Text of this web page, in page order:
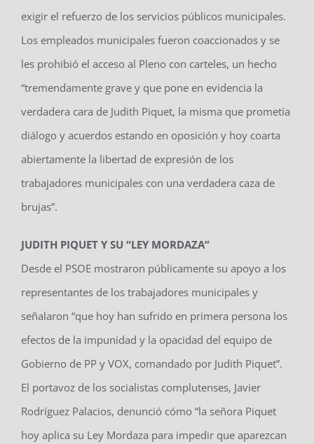
exigir el refuerzo de los servicios públicos municipales.
Los empleados municipales fueron coaccionados y se
les prohibió el acceso al Pleno con carteles, un hecho
“tremendamente grave y que pone en evidencia la
verdadera cara de Judith Piquet, la misma que prometía
diálogo y acuerdos estando en oposición y hoy coarta
abiertamente la libertad de expresión de los
trabajadores municipales con una verdadera caza de
brujas”.
JUDITH PIQUET Y SU “LEY MORDAZA”
Desde el PSOE mostraron públicamente su apoyo a los
representantes de los trabajadores municipales y
señalaron “que hoy han sufrido en primera persona los
efectos de la impunidad y la opacidad del equipo de
Gobierno de PP y VOX, comandado por Judith Piquet”.
El portavoz de los socialistas complutenses, Javier
Rodríguez Palacios, denunció cómo “la señora Piquet
hoy aplica su Ley Mordaza para impedir que aparezcan